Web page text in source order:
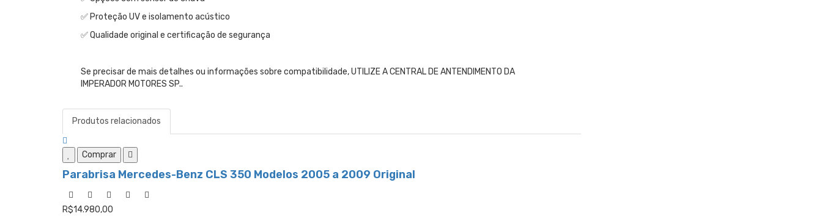
✅ Proteção UV e isolamento acústico
✅ Qualidade original e certificação de segurança
Se precisar de mais detalhes ou informações sobre compatibilidade, UTILIZE A CENTRAL DE ANTENDIMENTO DA
IMPERADOR MOTORES SP..
Produtos relacionados
Comprar
Parabrisa Mercedes-Benz CLS 350 Modelos 2005 a 2009 Original
R$14.980,00